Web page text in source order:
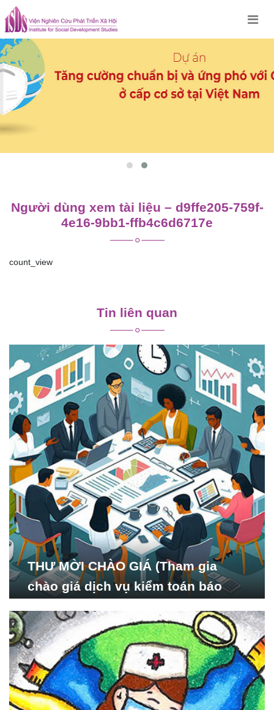
Skip
to
content
Người dùng xem tài liệu – d9ffe205-759f-
4e16-9bb1-ffb4c6d6717e
count_view
viết
Tin liên quan
THƯ MỜI CHÀO GIÁ (Tham gia
chào giá dịch vụ kiểm toán báo
Nghiên cứu Phát triển Xã
hội_ISDS)